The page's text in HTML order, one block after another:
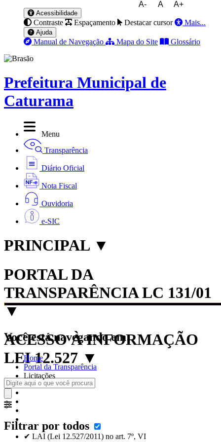
A- A A+
Acessibilidade
Contraste Espaçamento Destacar cursor Mais...
Ajuda
Manual de Navegação Mapa do Site Glossário
Prefeitura Municipal de
Caturama
Menu
Transparência
Diário Oficial
Nota Fiscal
Ouvidoria
e-SIC
PRINCIPAL ▼
PORTAL DA
TRANSPARÊNCIA LC 131/01
▼
ACESSO À INFORMAÇÃO
LEI 12.527 ▼
Filtrar por todos
Você está navegando em:
Home
Portal da Transparência
Licitações
✔ LAI (Lei 12.527/2011) no art. 7º, VI